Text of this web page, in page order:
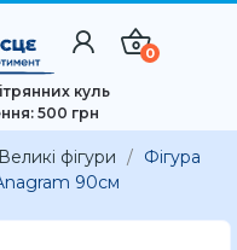
0
куль
500 грн
Великі фігури
Фігура
Anagram 90см